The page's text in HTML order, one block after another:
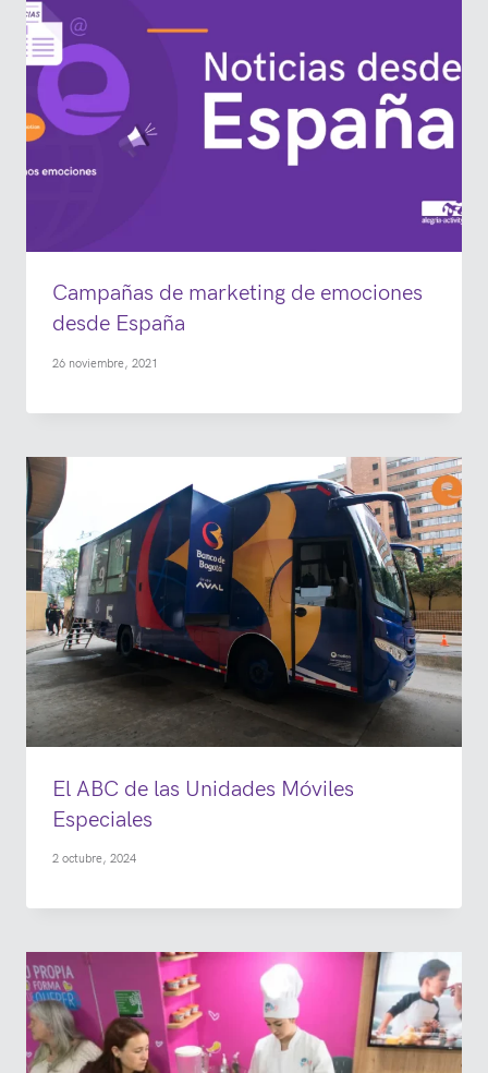
Campañas de marketing de emociones
desde España
26 noviembre, 2021
El ABC de las Unidades Móviles
Especiales
2 octubre, 2024